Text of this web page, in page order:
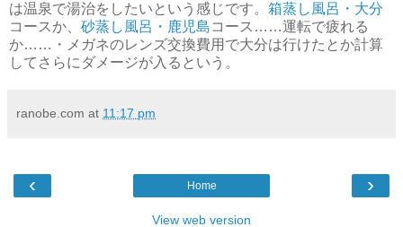
は温泉で湯治をしたいという感じです。 箱蒸し風呂・大分
コースか、 砂蒸し風呂・鹿児島コース……運転で疲れる
か……・メガネのレンズ交換費用で大分は行けたとか計算
してさらにダメージが入るという。
ranobe.com at 11:17 pm
‹ ›
Home
View web version